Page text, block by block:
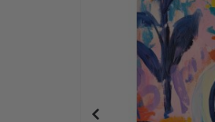
Plakat - 2026 Kalender